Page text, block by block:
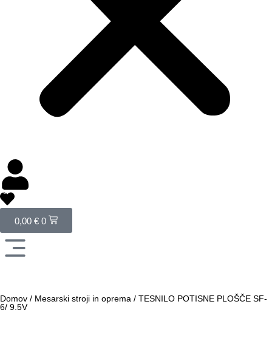
0
0,00 € 0
Domov / Mesarski stroji in oprema / TESNILO POTISNE PLOŠČE SF-
6/ 9.5V